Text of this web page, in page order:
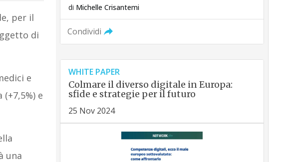
per il
di
e
e
una
di Michelle Crisantemi
Condividi
WHITE PAPER
Colmare il diverso digitale in Europa:
sfide e strategie per il futuro
25 Nov 2024